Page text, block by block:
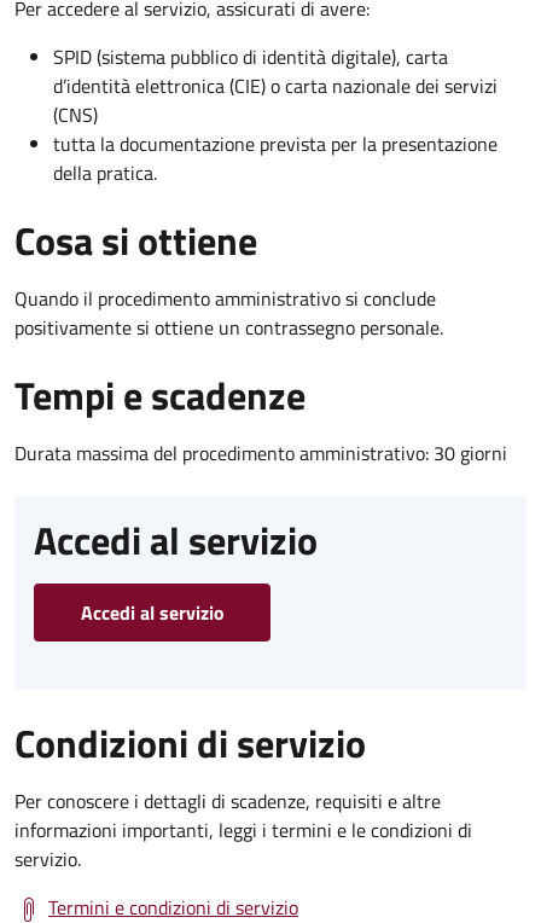
Per accedere al servizio, assicurati di avere:
SPID (sistema pubblico di identità digitale), carta
d’identità elettronica (CIE) o carta nazionale dei servizi
(CNS)
tutta la documentazione prevista per la presentazione
della pratica.
Cosa si ottiene
Quando il procedimento amministrativo si conclude
positivamente si ottiene un contrassegno personale.
Tempi e scadenze
Durata massima del procedimento amministrativo: 30 giorni
Accedi al servizio
Accedi al servizio
Condizioni di servizio
Per conoscere i dettagli di scadenze, requisiti e altre
informazioni importanti, leggi i termini e le condizioni di
servizio.
Termini e condizioni di servizio